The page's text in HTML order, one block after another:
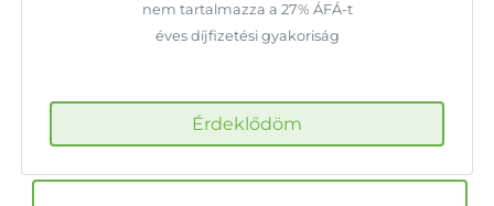
nem tartalmazza a 27% ÁFÁ-t
éves díjfizetési gyakoriság
Érdeklődöm